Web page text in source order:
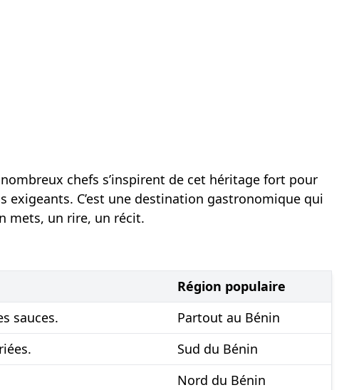
chefs s’inspirent de cet héritage fort pour
C’est une destination gastronomique qui
mets, un rire, un récit.
Région populaire
sauces.
Partout au Bénin
Sud du Bénin
Nord du Bénin